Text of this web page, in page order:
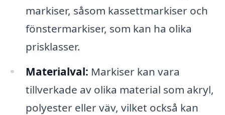
markiser, såsom kassettmarkiser och
fönstermarkiser, som kan ha olika
prisklasser.
Materialval: Markiser kan vara
tillverkade av olika material som akryl,
polyester eller väv, vilket också kan